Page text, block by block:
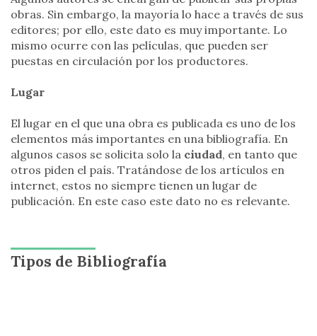
obras. Sin embargo, la mayoría lo hace a través de sus
editores; por ello, este dato es muy importante. Lo
mismo ocurre con las películas, que pueden ser
puestas en circulación por los productores.
Lugar
El lugar en el que una obra es publicada es uno de los
elementos más importantes en una bibliografía. En
algunos casos se solicita solo la ciudad, en tanto que
otros piden el país. Tratándose de los artículos en
internet, estos no siempre tienen un lugar de
publicación. En este caso este dato no es relevante.
Tipos de Bibliografía